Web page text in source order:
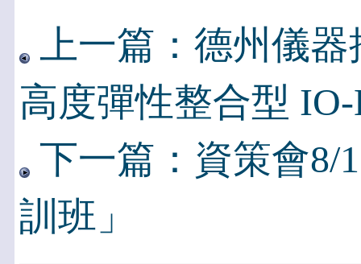
上一篇：德州儀
高度彈性整合型
下一篇：資策會8/
訓班」